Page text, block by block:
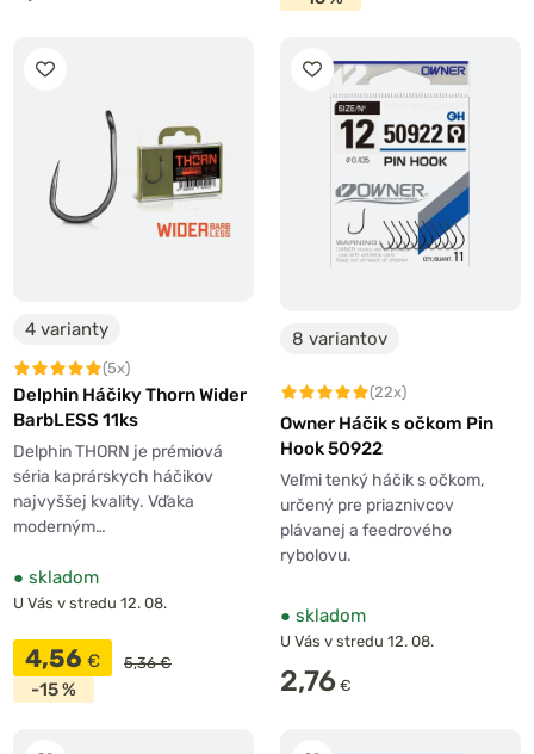
4 varianty
(5x)
Delphin Háčiky Thorn Wider
BarbLESS 11ks
Delphin THORN je prémiová
séria kaprárskych háčikov
najvyššej kvality. Vďaka
moderným…
● skladom
U Vás v stredu 12. 08.
4,56 € 5,36 €
-15 %
8 variantov
(22x)
Owner Háčik s očkom Pin
Hook 50922
Veľmi tenký háčik s očkom,
určený pre priaznivcov
plávanej a feedrového
rybolovu.
● skladom
U Vás v stredu 12. 08.
2,76 €